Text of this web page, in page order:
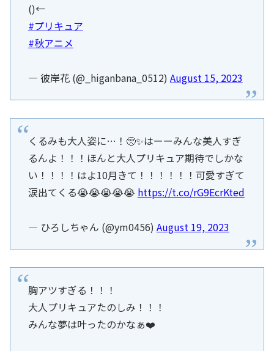
()←
#プリキュア
#秋アニメ
— 彼岸花 (@_higanbana_0512) August 15, 2023
くるみも大人姿に…！🥺✨はーーみんな美人すぎ
るんよ！！！ほんと大人プリキュア期待でしかな
い！！！！はよ10月きて！！！！！！可愛すぎて
涙出てくる😭😭😭😭😭 https://t.co/rG9EcrKted
— ひろしちゃん (@ym0456) August 19, 2023
胸アツすぎる！！！
大人プリキュアたのしみ！！！
みんな夢は叶ったのかなぁ❤️